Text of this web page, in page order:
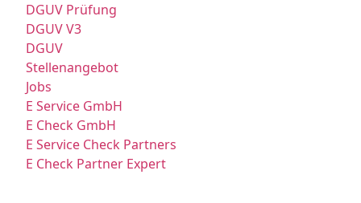
DGUV Prüfung
DGUV V3
DGUV
Stellenangebot
Jobs
E Service GmbH
E Check GmbH
E Service Check Partners
E Check Partner Expert